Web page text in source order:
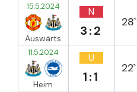
15.5.2024
Auswärts
N
3:2
28`
11.5.2024
Heim
U
1:1
22`